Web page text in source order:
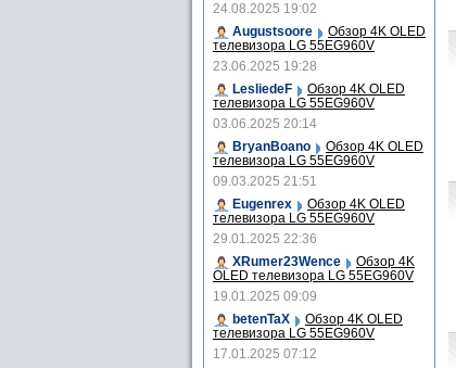
24.08.2025 19:02
Augustsoore
Обзор 4K OLED
телевизора LG 55EG960V
23.06.2025 19:28
LesliedeF
Обзор 4K OLED
телевизора LG 55EG960V
03.06.2025 20:14
BryanBoano
Обзор 4K OLED
телевизора LG 55EG960V
09.03.2025 21:51
Eugenrex
Обзор 4K OLED
телевизора LG 55EG960V
29.01.2025 22:36
XRumer23Wence
Обзор 4K
OLED телевизора LG 55EG960V
19.01.2025 09:09
betenTaX
Обзор 4K OLED
телевизора LG 55EG960V
17.01.2025 07:12